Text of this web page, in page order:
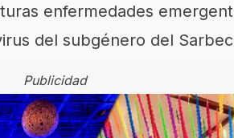
enfermedades
del subgénero del
Publicidad